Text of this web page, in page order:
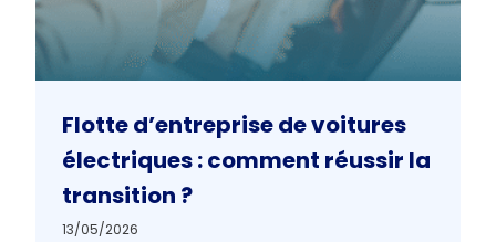
Flotte d’entreprise de voitures
électriques : comment réussir la
transition ?
13/05/2026